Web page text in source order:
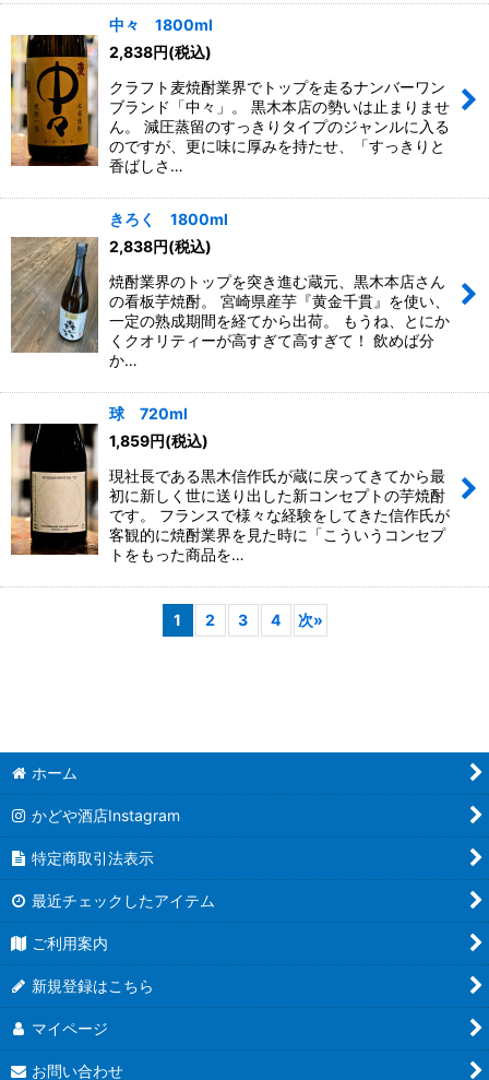
中々 1800ml
2,838円(税込)
クラフト麦焼酎業界でトップを走るナンバーワン
ブランド「中々」。 黒木本店の勢いは止まりませ
ん。 減圧蒸留のすっきりタイプのジャンルに入る
のですが、更に味に厚みを持たせ、「すっきりと
香ばしさ…
きろく 1800ml
2,838円(税込)
焼酎業界のトップを突き進む蔵元、黒木本店さん
の看板芋焼酎。 宮崎県産芋『黄金千貫』を使い、
一定の熟成期間を経てから出荷。 もうね、とにか
くクオリティーが高すぎて高すぎて！ 飲めば分
か…
球 720ml
1,859円(税込)
現社長である黒木信作氏が蔵に戻ってきてから最
初に新しく世に送り出した新コンセプトの芋焼酎
です。 フランスで様々な経験をしてきた信作氏が
客観的に焼酎業界を見た時に「こういうコンセプ
トをもった商品を…
1 2 3 4 次»
ホーム
かどや酒店Instagram
特定商取引法表示
最近チェックしたアイテム
ご利用案内
新規登録はこちら
マイページ
お問い合わせ